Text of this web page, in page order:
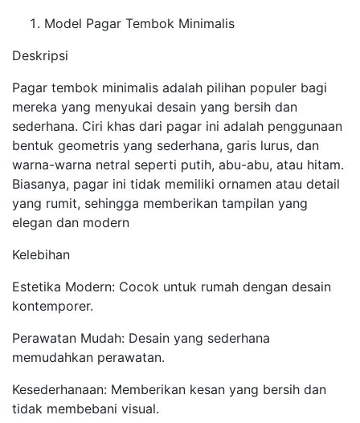
Model Pagar Tembok Minimalis
Deskripsi
Pagar tembok minimalis adalah pilihan populer bagi
mereka yang menyukai desain yang bersih dan
sederhana. Ciri khas dari pagar ini adalah penggunaan
bentuk geometris yang sederhana, garis lurus, dan
warna-warna netral seperti putih, abu-abu, atau hitam.
Biasanya, pagar ini tidak memiliki ornamen atau detail
yang rumit, sehingga memberikan tampilan yang
elegan dan modern
Kelebihan
Estetika Modern: Cocok untuk rumah dengan desain
kontemporer.
Perawatan Mudah: Desain yang sederhana
memudahkan perawatan.
Kesederhanaan: Memberikan kesan yang bersih dan
tidak membebani visual.